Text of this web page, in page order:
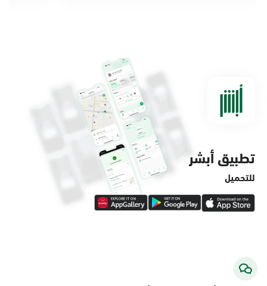
الدمام, الدمام - مستشفى الملك فهد
الدمام, الدمام - لولو ماركت حي الفاخرية
الأحد - الخميس (08:00-14:30)
تطبيق أبشر
للتحميل